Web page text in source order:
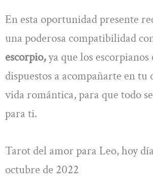
En esta oportunidad presente
una poderosa compatibilidad
escorpio,ya que los escorpianos
dispuestos a acompañarte en tu
vida romántica, para que todo
para ti.
Tarot del amor para Leo, hoy
octubre de 2022